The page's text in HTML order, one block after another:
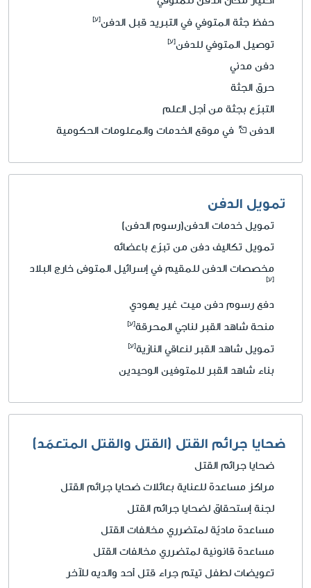
حفظ جثة المتوفي في التبريد قبل الدفن
توصيل المتوفي للدفن
دفن مدني
حرق الجثة
التبرّع بجثة من أجل العلم
الدفن
في موقع الخدمات والمعلومات الحكومية
تمويل الدفن
تمويل خدمات الدفن(رسوم الدفن)
تمويل تكاليف دفن من تبرّع باعضائه
مخصصات الدفن للمقيم في إسرائيل المتوفى خارج البلاد
دفع رسوم دفن ميت غير يهودي
منحة شاهد القبر لناجي المحرقة
تمويل شاهد القبر لنعاقي النازية
بناء شاهد القبر للمتوفين الوحيدين
ضحايا جرائم القتل (القتل والقتل المتعمّد)
ضحايا جرائم القتل
مراكز مساعدة للعناية بعائلات ضحايا جرائم القتل
لجنة إستحقاق لضحايا جرائم القتل
مساعدة ماديّة لمتضرري مخالفات القتل
مساعدة قانونية لمتضرري مخالفات القتل
تعويضات لطفل تيتم جراء قتل أحد والديه للآخر